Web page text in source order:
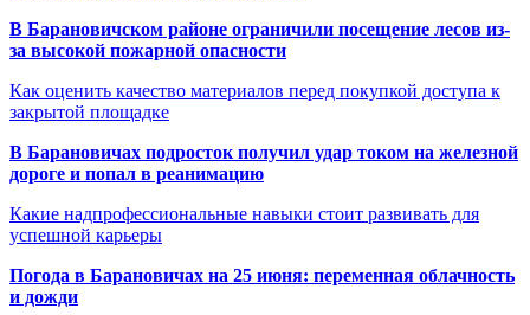
В Барановичском районе ограничили посещение лесов из-
за высокой пожарной опасности
Как оценить качество материалов перед покупкой доступа к
закрытой площадке
В Барановичах подросток получил удар током на железной
дороге и попал в реанимацию
Какие надпрофессиональные навыки стоит развивать для
успешной карьеры
Погода в Барановичах на 25 июня: переменная облачность
и дожди